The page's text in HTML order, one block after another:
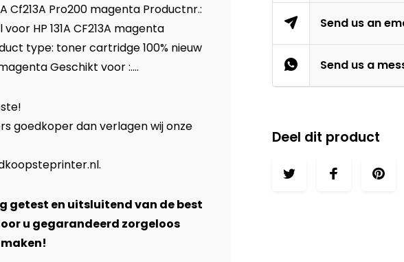
Cf213A Pro200 magenta Productnr.:
HP 131A CF213A magenta
type: toner cartridge 100% nieuw
Geschikt voor :....
goedkoper dan verlagen wij onze
.
getest en uitsluitend van de best
u gegarandeerd zorgeloos
Send us an
Send us a
Deel dit product